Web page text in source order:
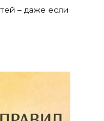
– даже если